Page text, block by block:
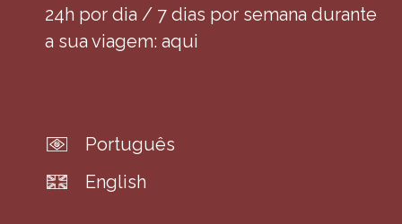
24h por dia / 7 dias por semana durante
a sua viagem: aqui
Português
English